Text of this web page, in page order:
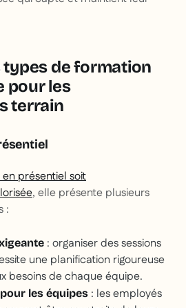
de formation
pour les
terrain
présentiel soit
, elle présente plusieurs
:
: organiser des sessions
une planification rigoureuse
besoins de chaque équipe.
les équipes : les employés